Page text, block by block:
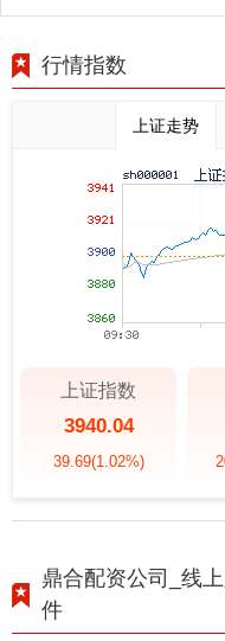
行情指数
上证走势
上证指数
3940.04
39.69(1.02%)
鼎合配资公司_线
件